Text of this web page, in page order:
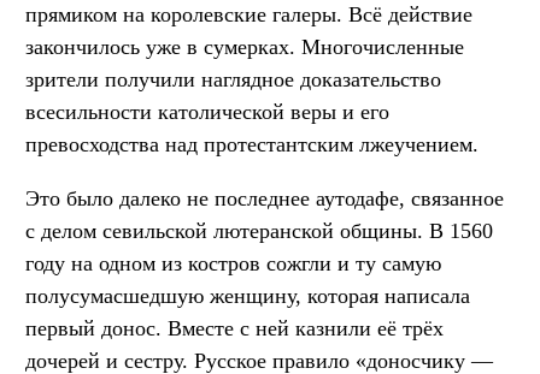
прямиком на королевские галеры. Всё действие
закончилось уже в сумерках. Многочисленные
зрители получили наглядное доказательство
всесильности католической веры и его
превосходства над протестантским лжеучением.
Это было далеко не последнее аутодафе, связанное
с делом севильской лютеранской общины. В 1560
году на одном из костров сожгли и ту самую
полусумасшедшую женщину, которая написала
первый донос. Вместе с ней казнили её трёх
дочерей и сестру. Русское правило «доносчику —